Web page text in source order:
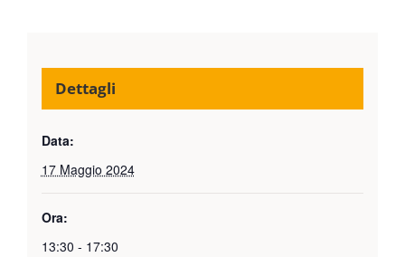
Dettagli
Data:
17 Maggio 2024
Ora:
13:30 - 17:30